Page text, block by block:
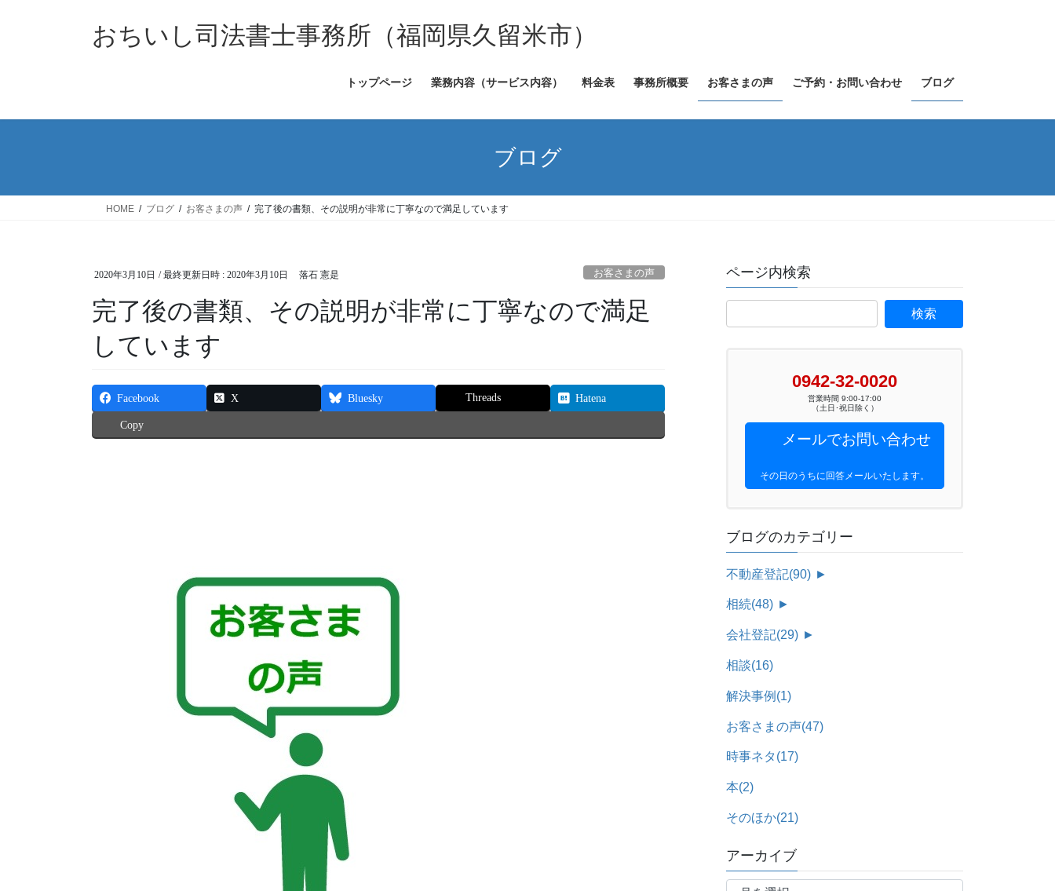
ス
ン
おちいし司法書士事務所（福岡県久留米市）
トップページ 業務内容（サービス内容） 料金表 事務所概要 お客さまの声 ご予約・お問い合わせ ブログ
ブログ
HOME ブログ お客さまの声 完了後の書類、その説明が非常に丁寧なので満足しています
2020年3月10日 / 最終更新日時 : 2020年3月10日 落石 憲是 お客さまの声
完了後の書類、その説明が非常に丁寧なので満足
しています
Facebook X Bluesky Threads Hatena
Copy
ページ内検索
0942-32-0020
営業時間 9:00-17:00
（土日･祝日除く）
メールでお問い合わせ
その日のうちに回答メールいたします。
ブログのカテゴリー
不動産登記(90) ►
相続(48) ►
会社登記(29) ►
相談(16)
解決事例 (1)
お客さまの声(47)
時事ネタ(17)
本(2)
そのほか(21)
アーカイブ
ア